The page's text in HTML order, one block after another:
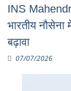
INS
भारतीय नौसेना
बढ़ावा
07/07/2026